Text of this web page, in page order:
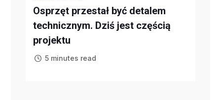
Osprzęt przestał być detalem
technicznym. Dziś jest częścią
projektu
5 minutes read